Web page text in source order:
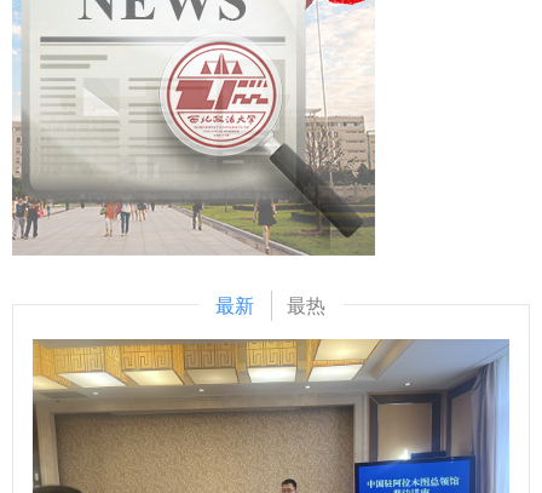
生对当前国家安全形势的认识和理解，为后续我校国家安全学
学科建设和相关领域人才培养工作开展提供了重要借鉴。
（供稿：国家安全学院（反恐怖主义法学院）撰稿：王卓 审
核：王聪）
史主动与时代担当，努力继承和转化中华优秀传统法律文化；
在东裕茶厂参观调研，深刻体悟茶产业对巩固拓展脱贫攻坚成
果的重要作用，激发感恩乡土的赤子情怀、促进农业增产和农
民增收的理想信念，努力提高运用法治思维和法治方式全面推
进乡村振兴的能力水平。 （供稿：国际法学院（国际仲裁学
院）撰稿：韩潇 审核：李立）
最新 最热